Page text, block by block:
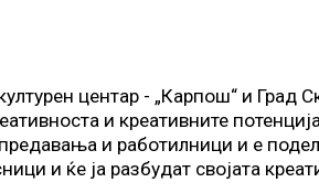
центар - „Карпош“ и
и креативните
и работилници и е
и ќе ја разбудат својата